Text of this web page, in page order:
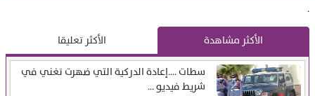
.
الأكثر مشاهدة
الأكثر تعليقا
سطات ….إعادة الدركية التي ضهرت تغني في
شريط فيديو ...